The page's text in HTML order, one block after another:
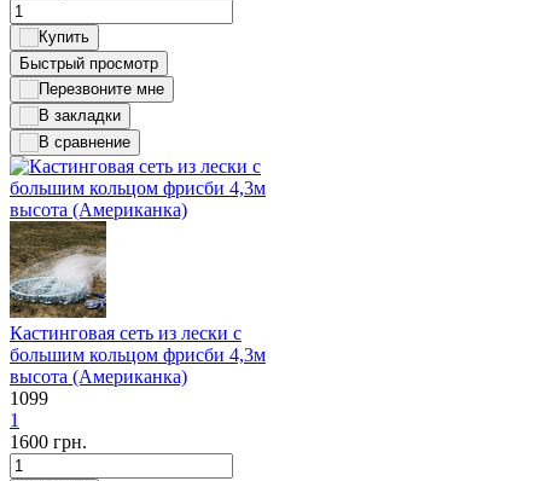
Быстрый просмотр
Кастинговая сеть из лески с
большим кольцом фрисби 4,3м
высота (Американка)
1099
1
1600 грн.